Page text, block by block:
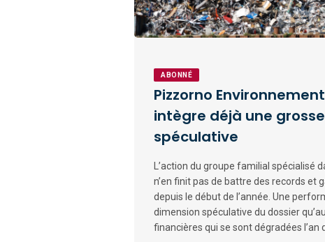
ABONNÉ
Pizzorno
intègre déjà une
spéculative
L’action du groupe familial spécialisé
n’en finit pas de battre des records et
depuis le début de l’année. Une
dimension spéculative du dossier
financières qui se sont dégradées l’an